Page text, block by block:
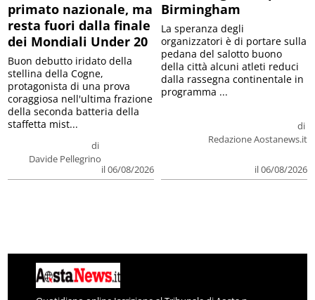
primato nazionale, ma
resta fuori dalla finale
dei Mondiali Under 20
di
Davide Pellegrino
il 06/08/2026
Buon debutto iridato della
stellina della Cogne,
protagonista di una prova
coraggiosa nell'ultima frazione
della seconda batteria della
staffetta mist...
Birmingham
di
Redazione Aostanews.it
il 06/08/2026
La speranza degli
organizzatori è di portare sulla
pedana del salotto buono
della città alcuni atleti reduci
dalla rassegna continentale in
programma ...